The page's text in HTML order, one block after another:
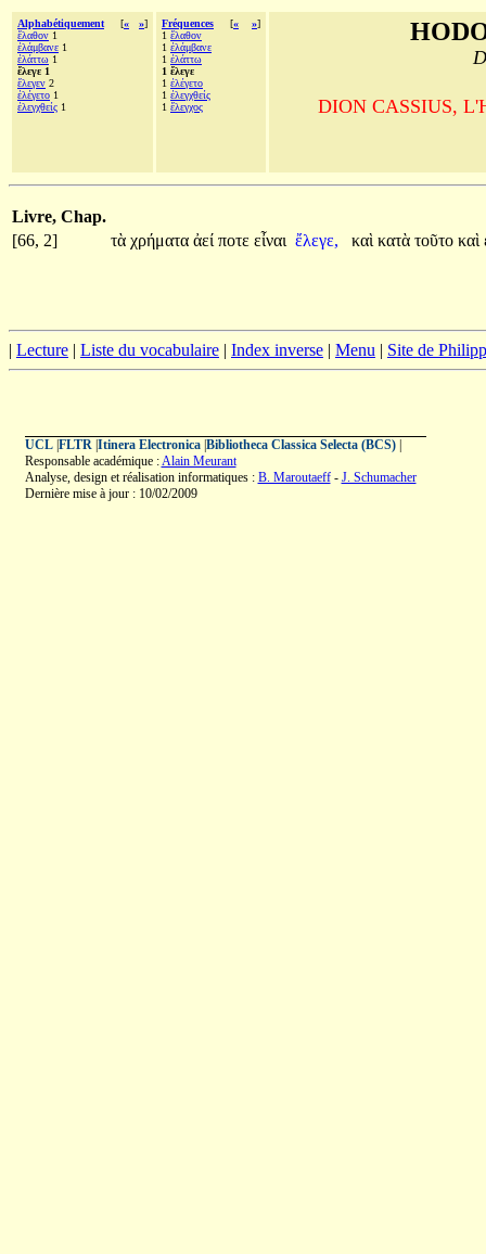
Alphabétiquement [« »]
ἔλαθον 1
ἐλάμβανε 1
ἐλάττω 1
ἔλεγε 1
ἔλεγεν 2
ἐλέγετο 1
ἐλεγχθείς 1
Fréquences [« »]
1 ἔλαθον
1 ἐλάμβανε
1 ἐλάττω
1 ἔλεγε
1 ἐλέγετο
1 ἐλεγχθείς
1 ἔλεγχος DION CASSIUS,
Livre, Chap.
[66, 2]
τὰ χρήματα ἀεί ποτε εἶναι ἔλεγε, καὶ κατὰ τοῦτο καὶ
| Lecture | Liste du vocabulaire | Index inverse | Menu | Site de
UCL| FLTR| Itinera Electronica| Bibliotheca Classica Selecta (BCS)|
Responsable académique :Alain Meurant
Analyse, design et réalisation informatiques : B. Maroutaeff- J. Schumacher
Dernière mise à jour : 10/02/2009